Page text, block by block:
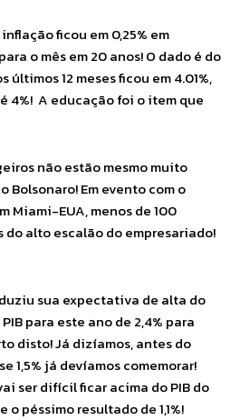
ficou em 0,25% em
o mês em 20 anos! O dado é do
últimos 12 meses ficou em 4.01%,
4%! A educação foi o item que
não estão mesmo muito
Bolsonaro! Em evento com o
Miami-EUA, menos de 100
do alto escalão do empresariado!
sua expectativa de alta do
para este ano de 2,4% para
disto! Já dizíamos, antes do
1,5% já devíamos comemorar!
ser difícil ficar acima do PIB do
péssimo resultado de 1,1%!